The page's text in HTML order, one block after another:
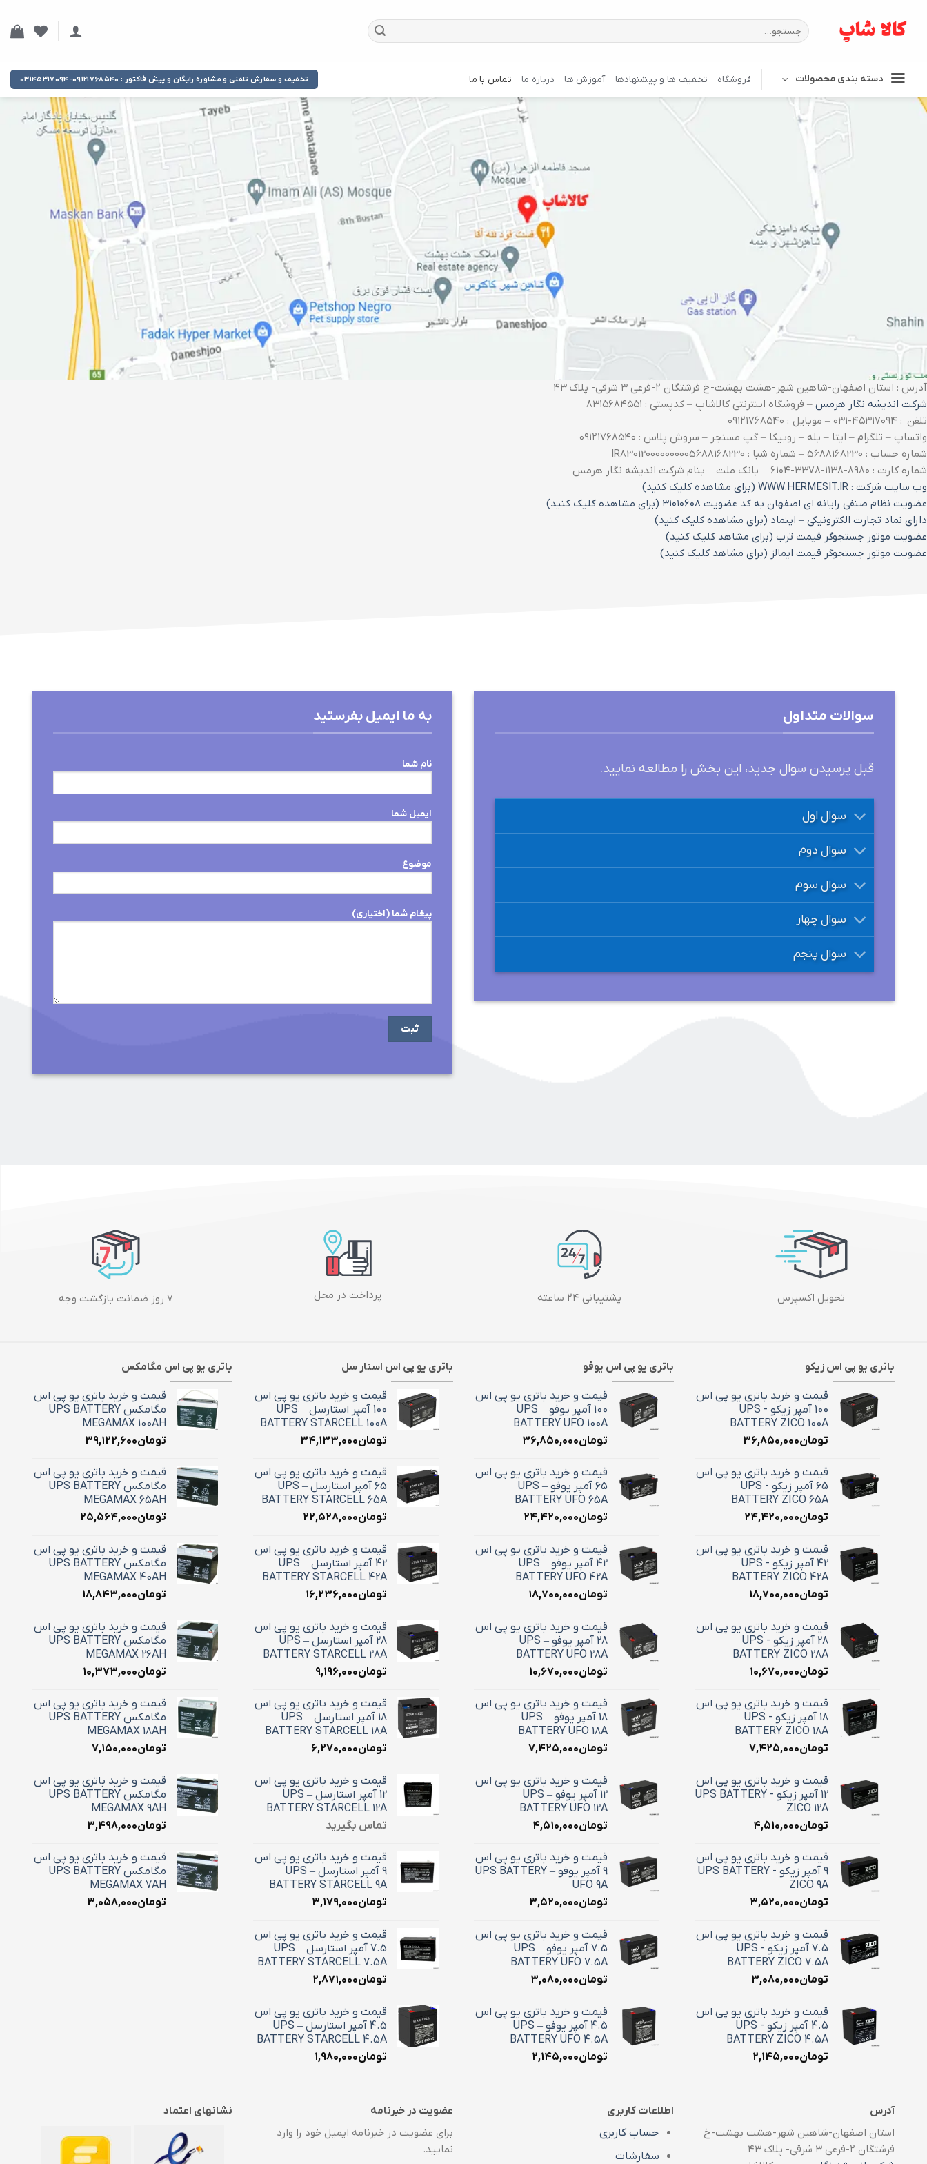
جستجو
برای:
دسته بندی محصولات فروشگاه تخفیف ها و پیشنهادها آموزش ها درباره ما تماس با ما تخفیف و سفارش تلفنی و مشاوره رایگان و پیش فاکتور : ۰۹۱۲۱۷۶۸۵۴۰-۰۳۱۴۵۳۱۷۰۹۴
آدرس : استان اصفهان-شاهین شهر-هشت بهشت-خ فرشتگان ۲-فرعی ۳ شرقی- پلاک ۴۳
شرکت اندیشه نگار هرمس – فروشگاه اینترنتی کالاشاپ – کدپستی : ۸۳۱۵۶۸۴۵۵۱
تلفن : ۴۵۳۱۷۰۹۴-۰۳۱ – موبایل : ۰۹۱۲۱۷۶۸۵۴۰
واتساپ – تلگرام – ایتا – بله – روبیکا – گپ مسنجر – سروش پلاس : ۰۹۱۲۱۷۶۸۵۴۰
شماره حساب : 5688168230 – شماره شبا : IR830120000000005688168230
شماره کارت : ۸۹۸۰-۱۱۳۸-۳۳۷۸-۶۱۰۴ – بانک ملت – بنام شرکت اندیشه نگار هرمس
وب سایت شرکت : WWW.HERMESIT.IR (برای مشاهده کلیک کنید)
عضویت نظام صنفی رایانه ای اصفهان به کد عضویت ۳۱۰۱۰۶۰۸ (برای مشاهده کلیک کنید)
دارای نماد تجارت الکترونیکی – اینماد (برای مشاهده کلیک کنید)
عضویت موتور جستجوگر قیمت ترب (برای مشاهد کلیک کنید)
عضویت موتور جستجوگر قیمت ایمالز (برای مشاهد کلیک کنید)
سوالات متداول
قبل پرسیدن سوال جدید، این بخش را مطالعه نمایید.
سوال اول
سوال دوم
سوال سوم
سوال چهار
سوال پنجم
به ما ایمیل بفرستید
نام شما
ایمیل شما
موضوع
پیغام شما (اختیاری)
تحویل اکسپرس پشتیبانی ۲۴ ساعته پرداخت در محل ۷ روز ضمانت بازگشت وجه
باتری یو پی اس زیکو
قیمت و خرید باتری یو پی اس
100 آمپر زیکو - UPS
BATTERY ZICO 100A
تومان۳۶,۸۵۰,۰۰۰
قیمت و خرید باتری یو پی اس
65 آمپر زیکو - UPS
BATTERY ZICO 65A
تومان۲۴,۴۲۰,۰۰۰
قیمت و خرید باتری یو پی اس
42 آمپر زیکو - UPS
BATTERY ZICO 42A
تومان۱۸,۷۰۰,۰۰۰
قیمت و خرید باتری یو پی اس
28 آمپر زیکو - UPS
BATTERY ZICO 28A
تومان۱۰,۶۷۰,۰۰۰
قیمت و خرید باتری یو پی اس
18 آمپر زیکو - UPS
BATTERY ZICO 18A
تومان۷,۴۲۵,۰۰۰
قیمت و خرید باتری یو پی اس
12 آمپر زیکو - UPS BATTERY
ZICO 12A
تومان۴,۵۱۰,۰۰۰
قیمت و خرید باتری یو پی اس
9 آمپر زیکو - UPS BATTERY
ZICO 9A
تومان۳,۵۲۰,۰۰۰
قیمت و خرید باتری یو پی اس
7.5 آمپر زیکو - UPS
BATTERY ZICO 7.5A
تومان۳,۰۸۰,۰۰۰
قیمت و خرید باتری یو پی اس
4.5 آمپر زیکو - UPS
BATTERY ZICO 4.5A
تومان۲,۱۴۵,۰۰۰
باتری یو پی اس یوفو
قیمت و خرید باتری یو پی اس
100 آمپر یوفو – UPS
BATTERY UFO 100A
تومان۳۶,۸۵۰,۰۰۰
قیمت و خرید باتری یو پی اس
65 آمپر یوفو – UPS
BATTERY UFO 65A
تومان۲۴,۴۲۰,۰۰۰
قیمت و خرید باتری یو پی اس
42 آمپر یوفو – UPS
BATTERY UFO 42A
تومان۱۸,۷۰۰,۰۰۰
قیمت و خرید باتری یو پی اس
28 آمپر یوفو – UPS
BATTERY UFO 28A
تومان۱۰,۶۷۰,۰۰۰
قیمت و خرید باتری یو پی اس
18 آمپر یوفو – UPS
BATTERY UFO 18A
تومان۷,۴۲۵,۰۰۰
قیمت و خرید باتری یو پی اس
12 آمپر یوفو – UPS
BATTERY UFO 12A
تومان۴,۵۱۰,۰۰۰
قیمت و خرید باتری یو پی اس
9 آمپر یوفو – UPS BATTERY
UFO 9A
تومان۳,۵۲۰,۰۰۰
قیمت و خرید باتری یو پی اس
7.5 آمپر یوفو – UPS
BATTERY UFO 7.5A
تومان۳,۰۸۰,۰۰۰
قیمت و خرید باتری یو پی اس
4.5 آمپر یوفو – UPS
BATTERY UFO 4.5A
تومان۲,۱۴۵,۰۰۰
باتری یو پی اس استار سل
قیمت و خرید باتری یو پی اس
100 آمپر استارسل – UPS
BATTERY STARCELL 100A
تومان۳۴,۱۳۳,۰۰۰
قیمت و خرید باتری یو پی اس
65 آمپر استارسل – UPS
BATTERY STARCELL 65A
تومان۲۲,۵۲۸,۰۰۰
قیمت و خرید باتری یو پی اس
42 آمپر استارسل – UPS
BATTERY STARCELL 42A
تومان۱۶,۲۳۶,۰۰۰
قیمت و خرید باتری یو پی اس
28 آمپر استارسل – UPS
BATTERY STARCELL 28A
تومان۹,۱۹۶,۰۰۰
قیمت و خرید باتری یو پی اس
18 آمپر استارسل – UPS
BATTERY STARCELL 18A
تومان۶,۲۷۰,۰۰۰
قیمت و خرید باتری یو پی اس
12 آمپر استارسل – UPS
BATTERY STARCELL 12A
تماس بگیرید
قیمت و خرید باتری یو پی اس
9 آمپر استارسل – UPS
BATTERY STARCELL 9A
تومان۳,۱۷۹,۰۰۰
قیمت و خرید باتری یو پی اس
7.5 آمپر استارسل – UPS
BATTERY STARCELL 7.5A
تومان۲,۸۷۱,۰۰۰
قیمت و خرید باتری یو پی اس
4.5 آمپر استارسل – UPS
BATTERY STARCELL 4.5A
تومان۱,۹۸۰,۰۰۰
باتری یو پی اس مگامکس
قیمت و خرید باتری یو پی اس
مگامکس UPS BATTERY
MEGAMAX 100AH
تومان۳۹,۱۲۲,۶۰۰
قیمت و خرید باتری یو پی اس
مگامکس UPS BATTERY
MEGAMAX 65AH
تومان۲۵,۵۶۴,۰۰۰
قیمت و خرید باتری یو پی اس
مگامکس UPS BATTERY
MEGAMAX 40AH
تومان۱۸,۸۴۳,۰۰۰
قیمت و خرید باتری یو پی اس
مگامکس UPS BATTERY
MEGAMAX 26AH
تومان۱۰,۳۷۳,۰۰۰
قیمت و خرید باتری یو پی اس
مگامکس UPS BATTERY
MEGAMAX 18AH
تومان۷,۱۵۰,۰۰۰
قیمت و خرید باتری یو پی اس
مگامکس UPS BATTERY
MEGAMAX 9AH
تومان۳,۴۹۸,۰۰۰
قیمت و خرید باتری یو پی اس
مگامکس UPS BATTERY
MEGAMAX 7AH
تومان۳,۰۵۸,۰۰۰
آدرس
استان اصفهان-شاهین شهر-هشت بهشت-خ
فرشتگان ۲-فرعی ۳ شرقی- پلاک ۴۳
اطلاعات کاربری
حساب کاربری
سفارشات
عضویت در خبرنامه
برای عضویت در خبرنامه ایمیل خود را وارد
نمایید.
نشانهای اعتماد